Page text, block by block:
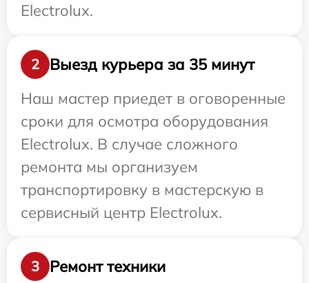
Electrolux.
2
Выезд курьера за 35 минут
Наш мастер приедет в оговоренные
сроки для осмотра оборудования
Electrolux. В случае сложного
ремонта мы организуем
транспортировку в мастерскую в
сервисный центр Electrolux.
3 Ремонт техники